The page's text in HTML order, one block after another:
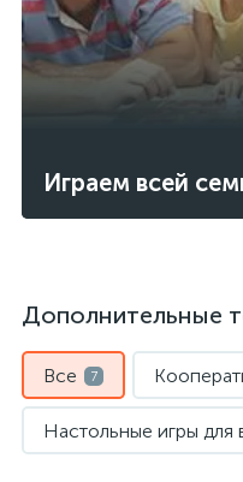
Играем всей
Дополнительные
Все 7
Настольные игры для